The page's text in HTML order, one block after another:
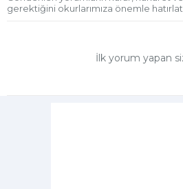
gerektiğini okurlarımıza önemle
İlk yorum yapan